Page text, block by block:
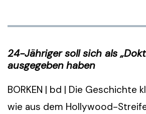
24-Jähriger soll sich als
ausgegeben haben
BORKEN | bd | Die Geschichte
wie aus dem Hollywood-